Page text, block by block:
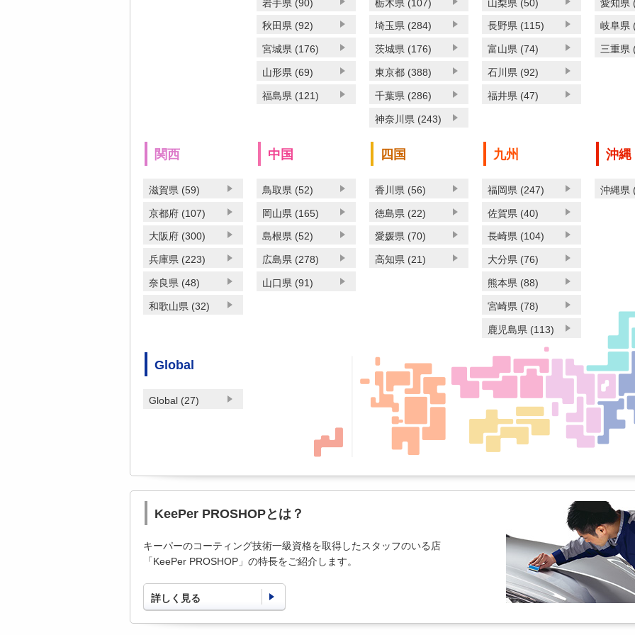
岩手県 (90)
秋田県 (92)
宮城県 (176)
山形県 (69)
福島県 (121)
栃木県 (107)
埼玉県 (284)
茨城県 (176)
東京都 (388)
千葉県 (286)
神奈川県 (243)
山梨県 (50)
長野県 (115)
富山県 (74)
石川県 (92)
福井県 (47)
愛知県
岐阜県
三重県
関西
滋賀県 (59)
京都府 (107)
大阪府 (300)
兵庫県 (223)
奈良県 (48)
和歌山県 (32)
中国
鳥取県 (52)
岡山県 (165)
島根県 (52)
広島県 (278)
山口県 (91)
四国
香川県 (56)
徳島県 (22)
愛媛県 (70)
高知県 (21)
九州
福岡県 (247)
佐賀県 (40)
長崎県 (104)
大分県 (76)
熊本県 (88)
宮崎県 (78)
鹿児島県 (113)
沖縄
沖縄県
Global
Global (27)
KeePer PROSHOPとは？
キーパーのコーティング技術一級資格を取得したスタッフのいる店
「KeePer PROSHOP」の特長をご紹介します。
詳しく見る